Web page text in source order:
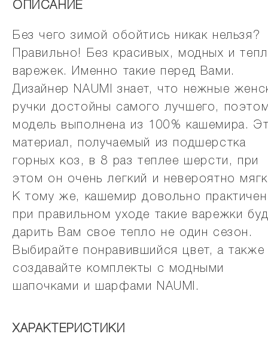
ОПИСАНИЕ
Без чего зимой обойтись никак нельзя?
Правильно! Без красивых, модных и
варежек. Именно такие перед Вами.
Дизайнер NAUMI знает, что нежные
ручки достойны самого лучшего,
модель выполнена из 100% кашемира.
материал, получаемый из подшерстка
горных коз, в 8 раз теплее шерсти, при
этом он очень легкий и невероятно
К тому же, кашемир довольно
при правильном уходе такие варежки
дарить Вам свое тепло не один сезон.
Выбирайте понравившийся цвет, а также
создавайте комплекты с модными
шапочками и шарфами NAUMI.
ХАРАКТЕРИСТИКИ